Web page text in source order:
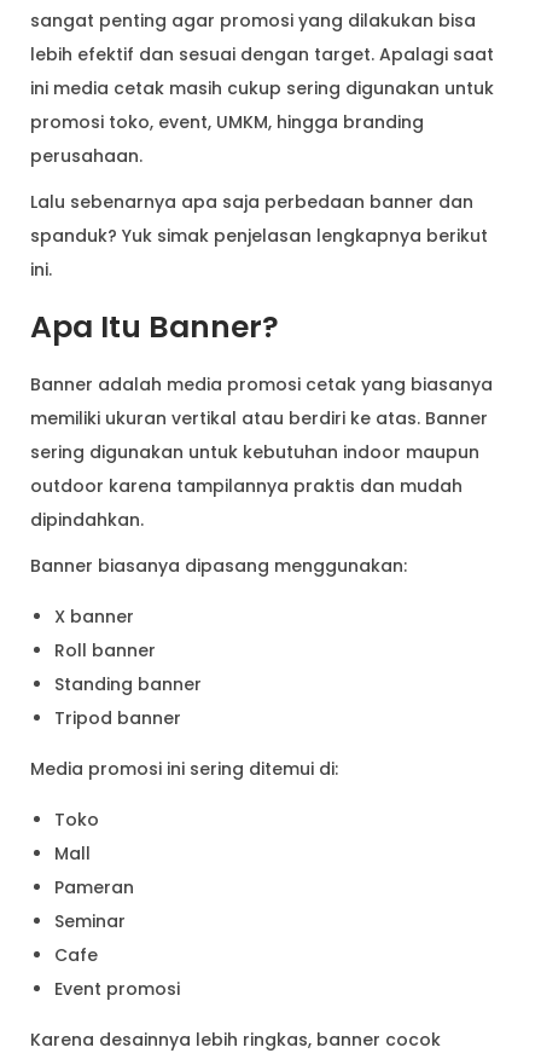
sangat penting agar promosi yang dilakukan bisa
lebih efektif dan sesuai dengan target. Apalagi saat
ini media cetak masih cukup sering digunakan untuk
promosi toko, event, UMKM, hingga branding
perusahaan.
Lalu sebenarnya apa saja perbedaan banner dan
spanduk? Yuk simak penjelasan lengkapnya berikut
ini.
Apa Itu Banner?
Banner adalah media promosi cetak yang biasanya
memiliki ukuran vertikal atau berdiri ke atas. Banner
sering digunakan untuk kebutuhan indoor maupun
outdoor karena tampilannya praktis dan mudah
dipindahkan.
Banner biasanya dipasang menggunakan:
X banner
Roll banner
Standing banner
Tripod banner
Media promosi ini sering ditemui di:
Toko
Mall
Pameran
Seminar
Cafe
Event promosi
Karena desainnya lebih ringkas, banner cocok